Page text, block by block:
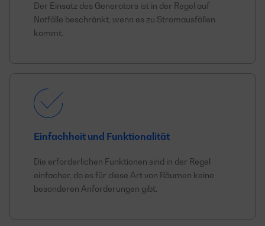
Der Einsatz des Generators ist in der Regel auf
Notfälle beschränkt, wenn es zu Stromausfällen
kommt.
Einfachheit und Funktionalität
Die erforderlichen Funktionen sind in der Regel
einfacher, da es für diese Art von Räumen keine
besonderen Anforderungen gibt.